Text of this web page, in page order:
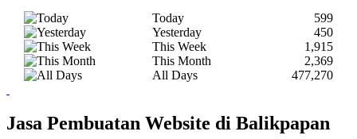
Today
599
Yesterday
450
This Week
1,915
This Month
2,369
All Days
477,270
Jasa Pembuatan Website di Balikpapan